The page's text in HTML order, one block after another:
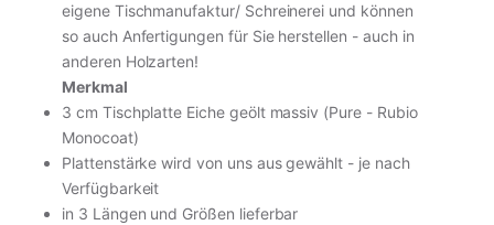
eigene Tischmanufaktur/ Schreinerei und können
so auch Anfertigungen für Sie herstellen - auch in
anderen Holzarten!
Merkmal
3 cm Tischplatte Eiche geölt massiv (Pure - Rubio
Monocoat)
Plattenstärke wird von uns aus gewählt - je nach
Verfügbarkeit
in 3 Längen und Größen lieferbar
inkl. MwSt. · zzgl. Versand